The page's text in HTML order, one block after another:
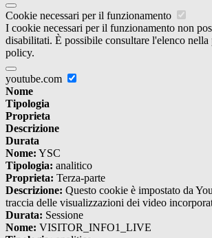
Cookie necessari per il funzionamento
I cookie necessari per il funzionamento non
disabilitati. È possibile consultare l'elenco
policy.
youtube.com
Nome
Tipologia
Proprieta
Descrizione
Durata
Nome: YSC
Tipologia: analitico
Proprieta: Terza-parte
Descrizione: Questo cookie è impostato da
traccia delle visualizzazioni dei video
Durata: Sessione
Nome: VISITOR_INFO1_LIVE